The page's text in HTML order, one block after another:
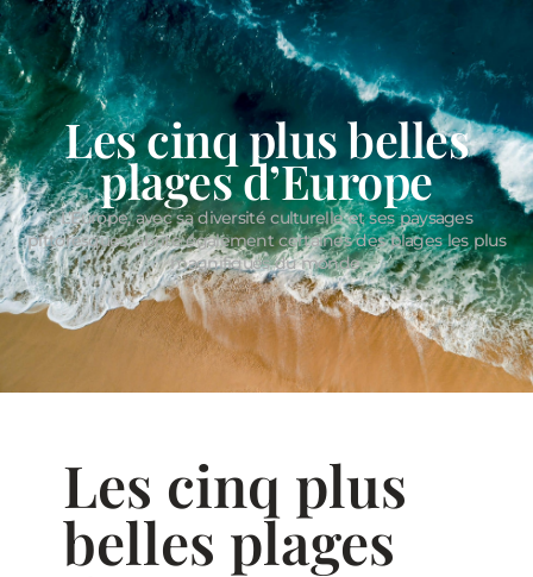
Les cinq plus belles
plages d’Europe
L’Europe, avec sa diversité culturelle et ses paysages
pittoresques, abrite également certaines des plages les plus
magnifiques du monde.
Les cinq plus
belles plages